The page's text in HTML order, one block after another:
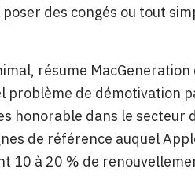
des congés ou tout
résume
problème de démotivation
honorable dans le secteur
de référence auquel
10 à 20 % de